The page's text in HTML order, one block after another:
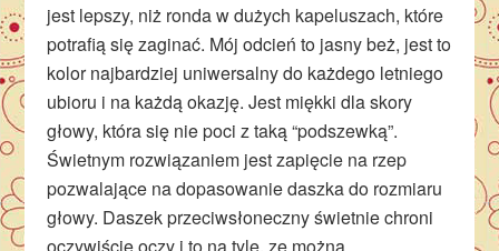
jest lepszy, niż ronda w dużych kapeluszach, które
potrafią się zaginać. Mój odcień to jasny beż, jest to
kolor najbardziej uniwersalny do każdego letniego
ubioru i na każdą okazję. Jest miękki dla skory
głowy, która się nie poci z taką “podszewką”.
Świetnym rozwiązaniem jest zapięcie na rzep
pozwalające na dopasowanie daszka do rozmiaru
głowy. Daszek przeciwsłoneczny świetnie chroni
oczywiście oczy i to na tyle, ze można